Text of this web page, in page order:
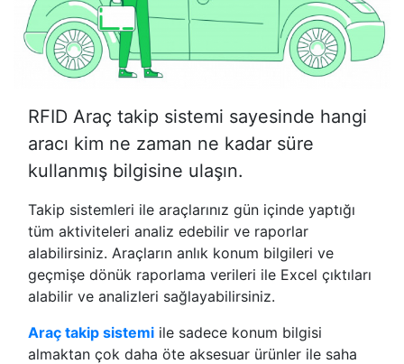
RFID Araç takip sistemi sayesinde hangi
aracı kim ne zaman ne kadar süre
kullanmış bilgisine ulaşın.
Takip sistemleri ile araçlarınız gün içinde yaptığı
tüm aktiviteleri analiz edebilir ve raporlar
alabilirsiniz. Araçların anlık konum bilgileri ve
geçmişe dönük raporlama verileri ile Excel çıktıları
alabilir ve analizleri sağlayabilirsiniz.
Araç takip sistemi ile sadece konum bilgisi
almaktan çok daha öte aksesuar ürünler ile saha